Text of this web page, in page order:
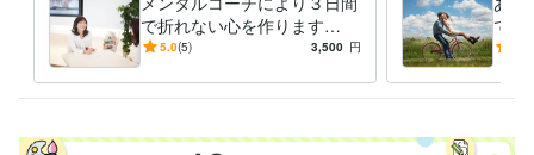
で折れない心を作ります
【本当に変わりたい人限定】
けます。
5.0(5) 3,500 円
で解
ゴー